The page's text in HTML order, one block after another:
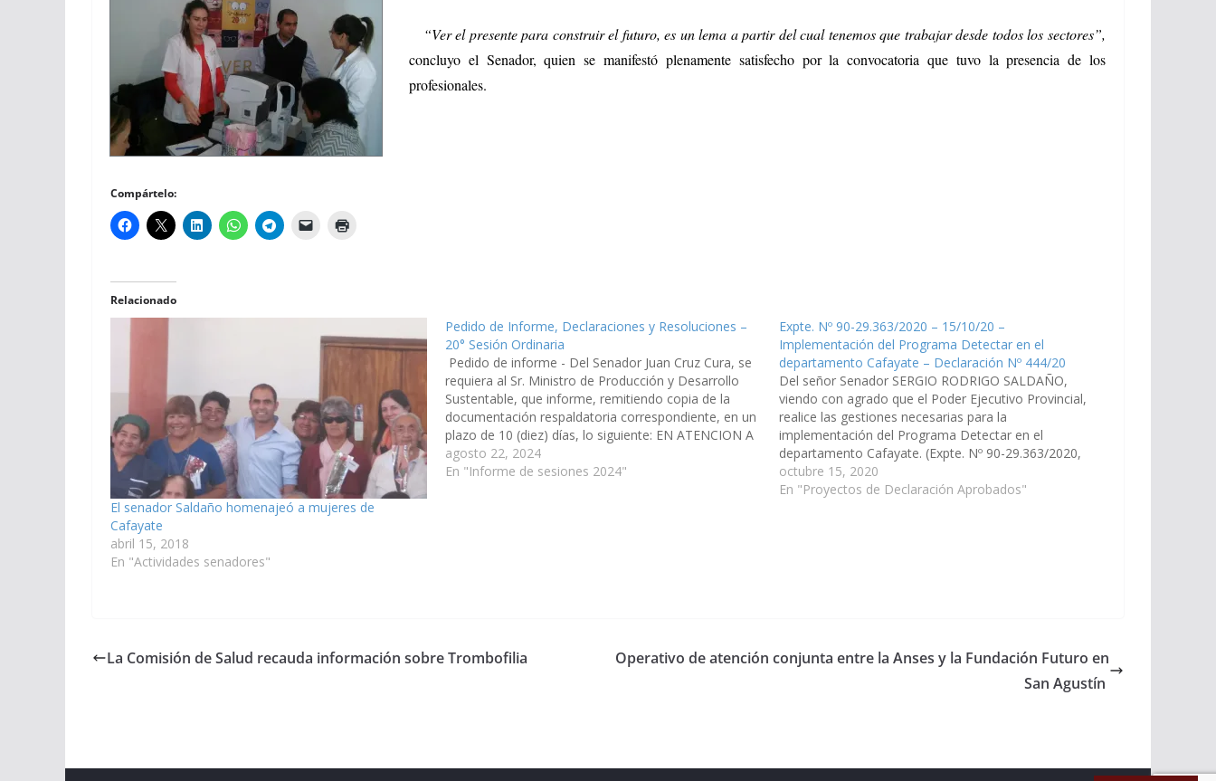
“Ver el presente para construir el futuro, es un lema a partir del cual tenemos que trabajar desde todos los sectores”,
concluyo el Senador, quien se manifestó plenamente satisfecho por la convocatoria que tuvo la presencia de los
profesionales.
Compártelo:
Relacionado
El senador Saldaño homenajeó a mujeres de
Cafayate
abril 15, 2018
En "Actividades senadores"
Pedido de Informe, Declaraciones y Resoluciones –
20° Sesión Ordinaria
Pedido de informe - Del Senador Juan Cruz Cura, se
requiera al Sr. Ministro de Producción y Desarrollo
Sustentable, que informe, remitiendo copia de la
documentación respaldatoria correspondiente, en un
plazo de 10 (diez) días, lo siguiente: EN ATENCION A
LAS LINEAS DE ALTA TENSION-Zona de la Empresa
Seabord- Departamento…
agosto 22, 2024
En "Informe de sesiones 2024"
Expte. Nº 90-29.363/2020 – 15/10/20 –
Implementación del Programa Detectar en el
departamento Cafayate – Declaración Nº 444/20
Del señor Senador SERGIO RODRIGO SALDAÑO,
viendo con agrado que el Poder Ejecutivo Provincial,
realice las gestiones necesarias para la
implementación del Programa Detectar en el
departamento Cafayate. (Expte. Nº 90-29.363/2020,
a la Comisión de Salud Pública y Seguridad Social).
Declaración Nº 444/20 Aprobado el 15/10/2020
octubre 15, 2020
En "Proyectos de Declaración Aprobados"
La Comisión de Salud recauda información sobre Trombofilia
Operativo de atención conjunta entre la Anses y la Fundación Futuro en
San Agustín